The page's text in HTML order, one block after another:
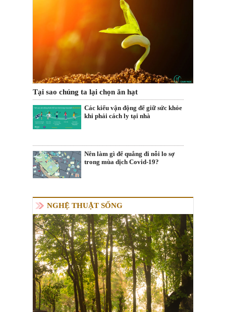
Tại sao chúng ta lại chọn ăn hạt
Các kiểu vận động để giữ sức khỏe
khi phải cách ly tại nhà
Nên làm gì để quẳng đi nỗi lo sợ
trong mùa dịch Covid-19?
NGHỆ THUẬT SỐNG